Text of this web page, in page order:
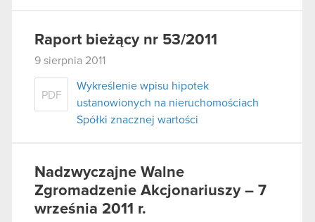
Raport bieżący nr 53/2011
9 sierpnia 2011
PDF
Wykreślenie wpisu hipotek
ustanowionych na nieruchomościach
Spółki znacznej wartości
Nadzwyczajne Walne
Zgromadzenie Akcjonariuszy – 7
września 2011 r.